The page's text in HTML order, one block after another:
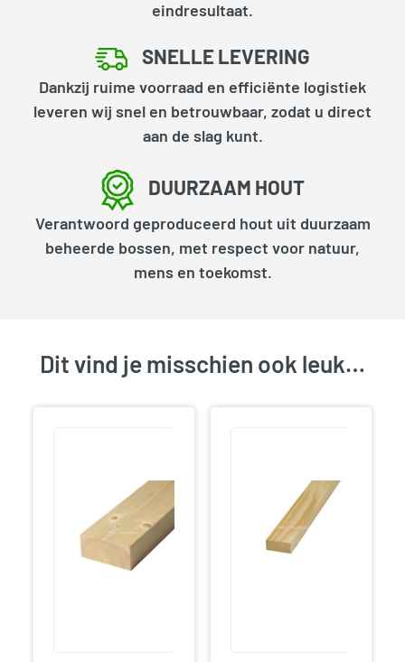
eindresultaat.
SNELLE LEVERING
Dankzij ruime voorraad en efficiënte logistiek
leveren wij snel en betrouwbaar, zodat u direct
aan de slag kunt.
DUURZAAM HOUT
Verantwoord geproduceerd hout uit duurzaam
beheerde bossen, met respect voor natuur,
mens en toekomst.
Dit vind je misschien ook leuk…